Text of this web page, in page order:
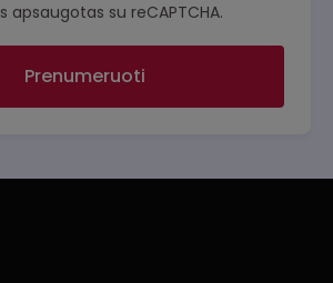
apsaugotas su reCAPTCHA.
Prenumeruoti